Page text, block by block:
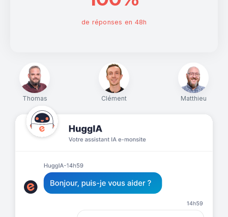
Thomas Clément Matthieu
de réponses en 48h